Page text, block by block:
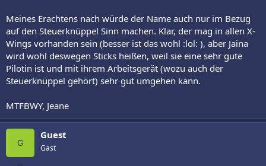
Meines Erachtens nach würde der Name auch nur im Bezug
auf den Steuerknüppel Sinn machen. Klar, der mag in allen X-
Wings vorhanden sein (besser ist das wohl :lol: ), aber Jaina
wird wohl deswegen Sticks heißen, weil sie eine sehr gute
Pilotin ist und mit ihrem Arbeitsgerät (wozu auch der
Steuerknüppel gehört) sehr gut umgehen kann.
MTFBWY, Jeane
G
Guest
Gast